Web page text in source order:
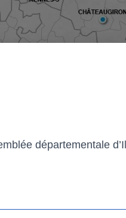
départementale